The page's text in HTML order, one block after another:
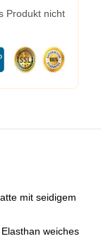
Produkt nicht
mit seidigem
weiches